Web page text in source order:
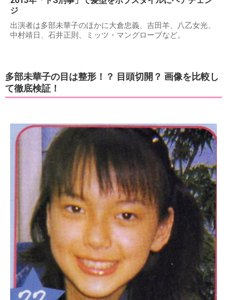
ジ
出演者は多部未華子のほかに大倉忠義、吉田羊、八乙女光、
中村靖日、石井正則、ミッツ・マングローブなど。
多部未華子の目は整形！？ 目頭切開？ 画像を比較し
て徹底検証！